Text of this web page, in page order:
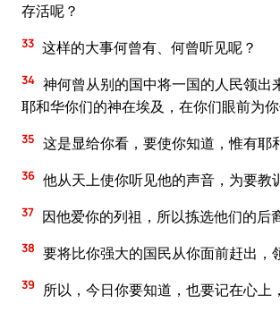
存活呢？
33 这样的大事何曾有、何曾听见呢？
34 神何曾从别的国中将一国的人民领
耶和华你们的神在埃及，在你们眼前为
35 这是显给你看，要使你知道，惟有耶
36 他从天上使你听见他的声音，为要教
37 因他爱你的列祖，所以拣选他们的后
38 要将比你强大的国民从你面前赶出，
39 所以，今日你要知道，也要记在心上